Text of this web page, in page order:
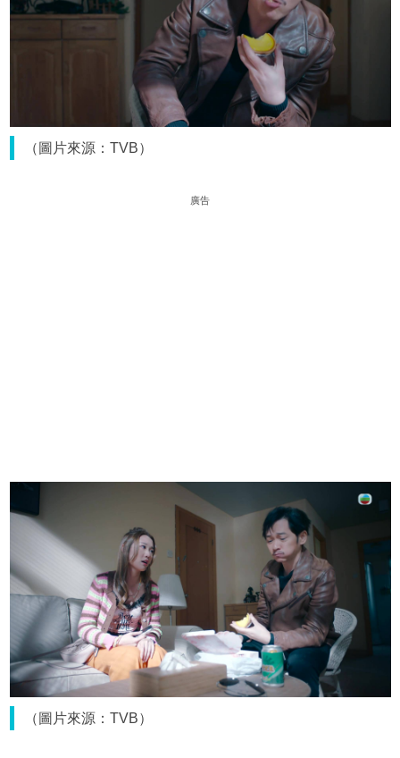
（圖片來源：TVB）
廣告
（圖片來源：TVB）